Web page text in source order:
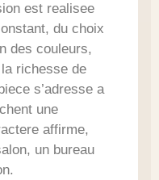
est realisee
du choix
des couleurs,
richesse de
s’adresse a
une
affirme,
un bureau